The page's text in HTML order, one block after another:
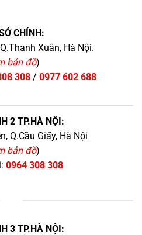
CHÍNH:
Xuân, Hà Nội.
bản đồ)
308/ 0977 602 688
2 TP.HÀ NỘI:
Q.Cầu Giấy, Hà Nội
bản đồ)
0964 308 308
3 TP.HÀ NỘI: